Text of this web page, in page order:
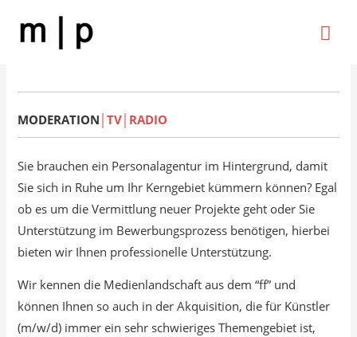
Inhalt
MODERATION │TV RADIO
Sie brauchen ein Personalagentur im Hintergrund, damit
Sie sich in Ruhe um Ihr Kerngebiet kümmern können? Egal
ob es um die Vermittlung neuer Projekte geht oder Sie
Unterstützung im Bewerbungsprozess benötigen, hierbei
bieten wir Ihnen professionelle Unterstützung.
Wir kennen die Medienlandschaft aus dem “ff” und
können Ihnen so auch in der Akquisition, die für Künstler
(m/w/d) immer ein sehr schwieriges Themengebiet ist,